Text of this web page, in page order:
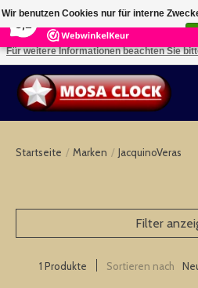
164 Reviews
Kies uw taal: NL -- Wählen Sie ihre Sprache:
Startseite / Marken / JacquinoVeras
Filter
1 Produkte Sortieren nach
Wir benutzen Cookies nur für interne
Ist das in Ordnung?
Für weitere Informationen beachten Sie